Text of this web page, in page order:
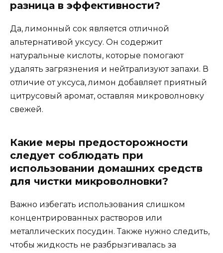
разница в эффективности?
Да, лимонный сок является отличной
альтернативой уксусу. Он содержит
натуральные кислоты, которые помогают
удалять загрязнения и нейтрализуют запахи. В
отличие от уксуса, лимон добавляет приятный
цитрусовый аромат, оставляя микроволновку
свежей.
Какие меры предосторожности
следует соблюдать при
использовании домашних средств
для чистки микроволновки?
Важно избегать использования слишком
концентрированных растворов или
металлических посудин. Также нужно следить,
чтобы жидкость не разбрызгивалась за